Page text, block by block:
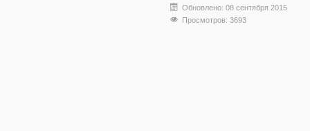
Обновлено: 08 сентября 2015
Просмотров: 3693